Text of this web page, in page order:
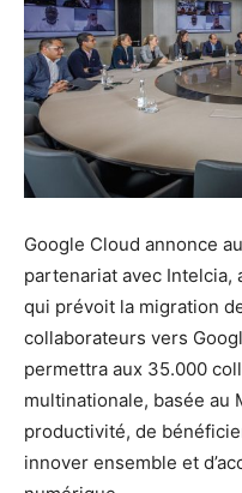
Google Cloud annonce
partenariat avec Intelcia,
qui prévoit la migration
collaborateurs vers
permettra aux 35.000
multinationale, basée au
productivité, de
innover ensemble et